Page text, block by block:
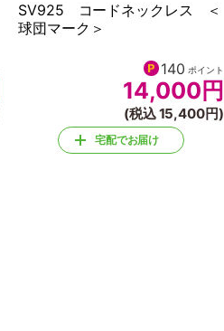
SV925 コードネックレス ＜
球団マーク＞
140 ポイント
14,000 円
(税込 15,400円)
宅配でお届け